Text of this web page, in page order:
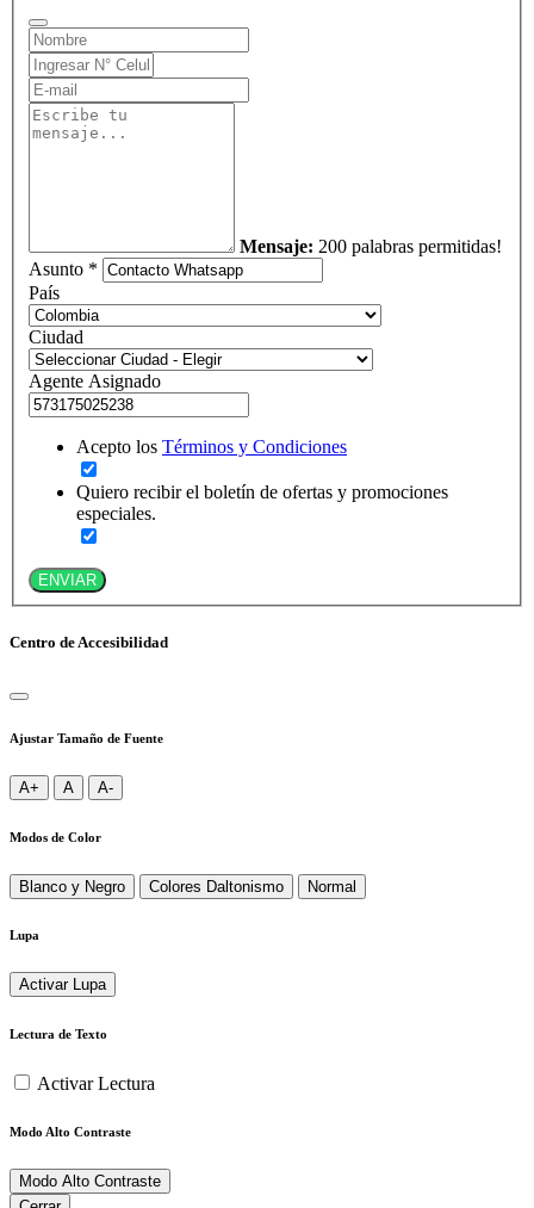
Mensaje: 200 palabras permitidas!
Asunto *
País
Ciudad
Agente Asignado
Acepto los Términos y Condiciones
Quiero recibir el boletín de ofertas y promociones
especiales.
ENVIAR
Centro de Accesibilidad
Ajustar Tamaño de Fuente
A+ A A-
Modos de Color
Blanco y Negro Colores Daltonismo Normal
Lupa
Activar Lupa
Lectura de Texto
Activar Lectura
Modo Alto Contraste
Modo Alto Contraste